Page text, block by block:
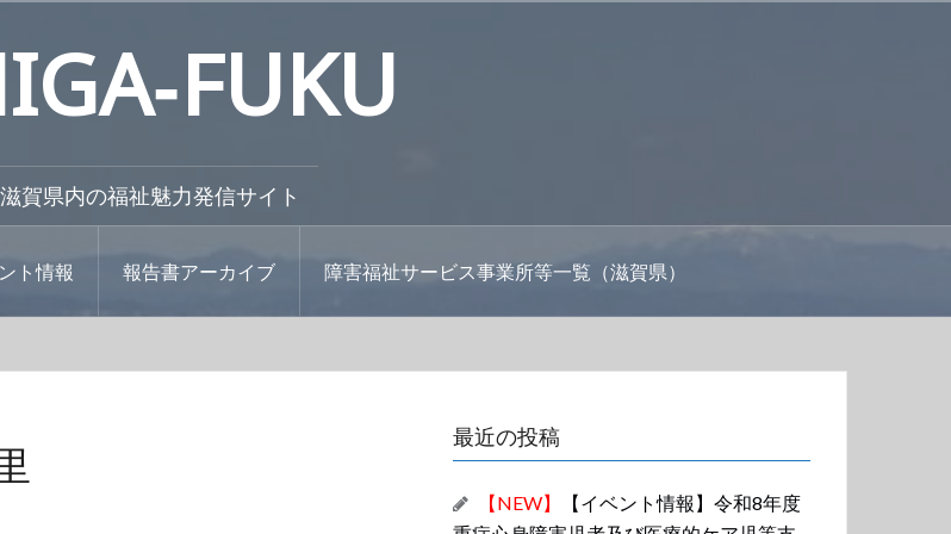
滋賀県内の福祉魅力発信サイト
ト情報 報告書アーカイブ 障害福祉サービス事業所等一覧（滋賀県）
最近の投稿
【NEW】
【イベント情報】令和8年度